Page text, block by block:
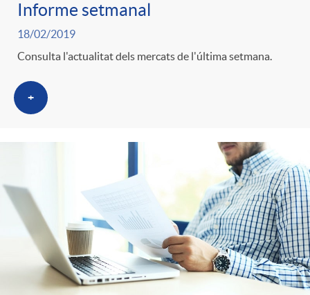
m
i
s
l
t
o
C
a
t
i
n
u
t
s
Informe setmanal
18/02/2019
Consulta l'actualitat dels mercats de l'última setmana.
+